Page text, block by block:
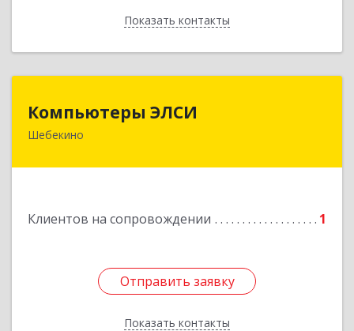
Показать контакты
Назад
Компьютеры ЭЛСИ
Шебекино
Клиентов на сопровождении 1
Отправить заявку
Показать контакты
Отправить заявку
Назад